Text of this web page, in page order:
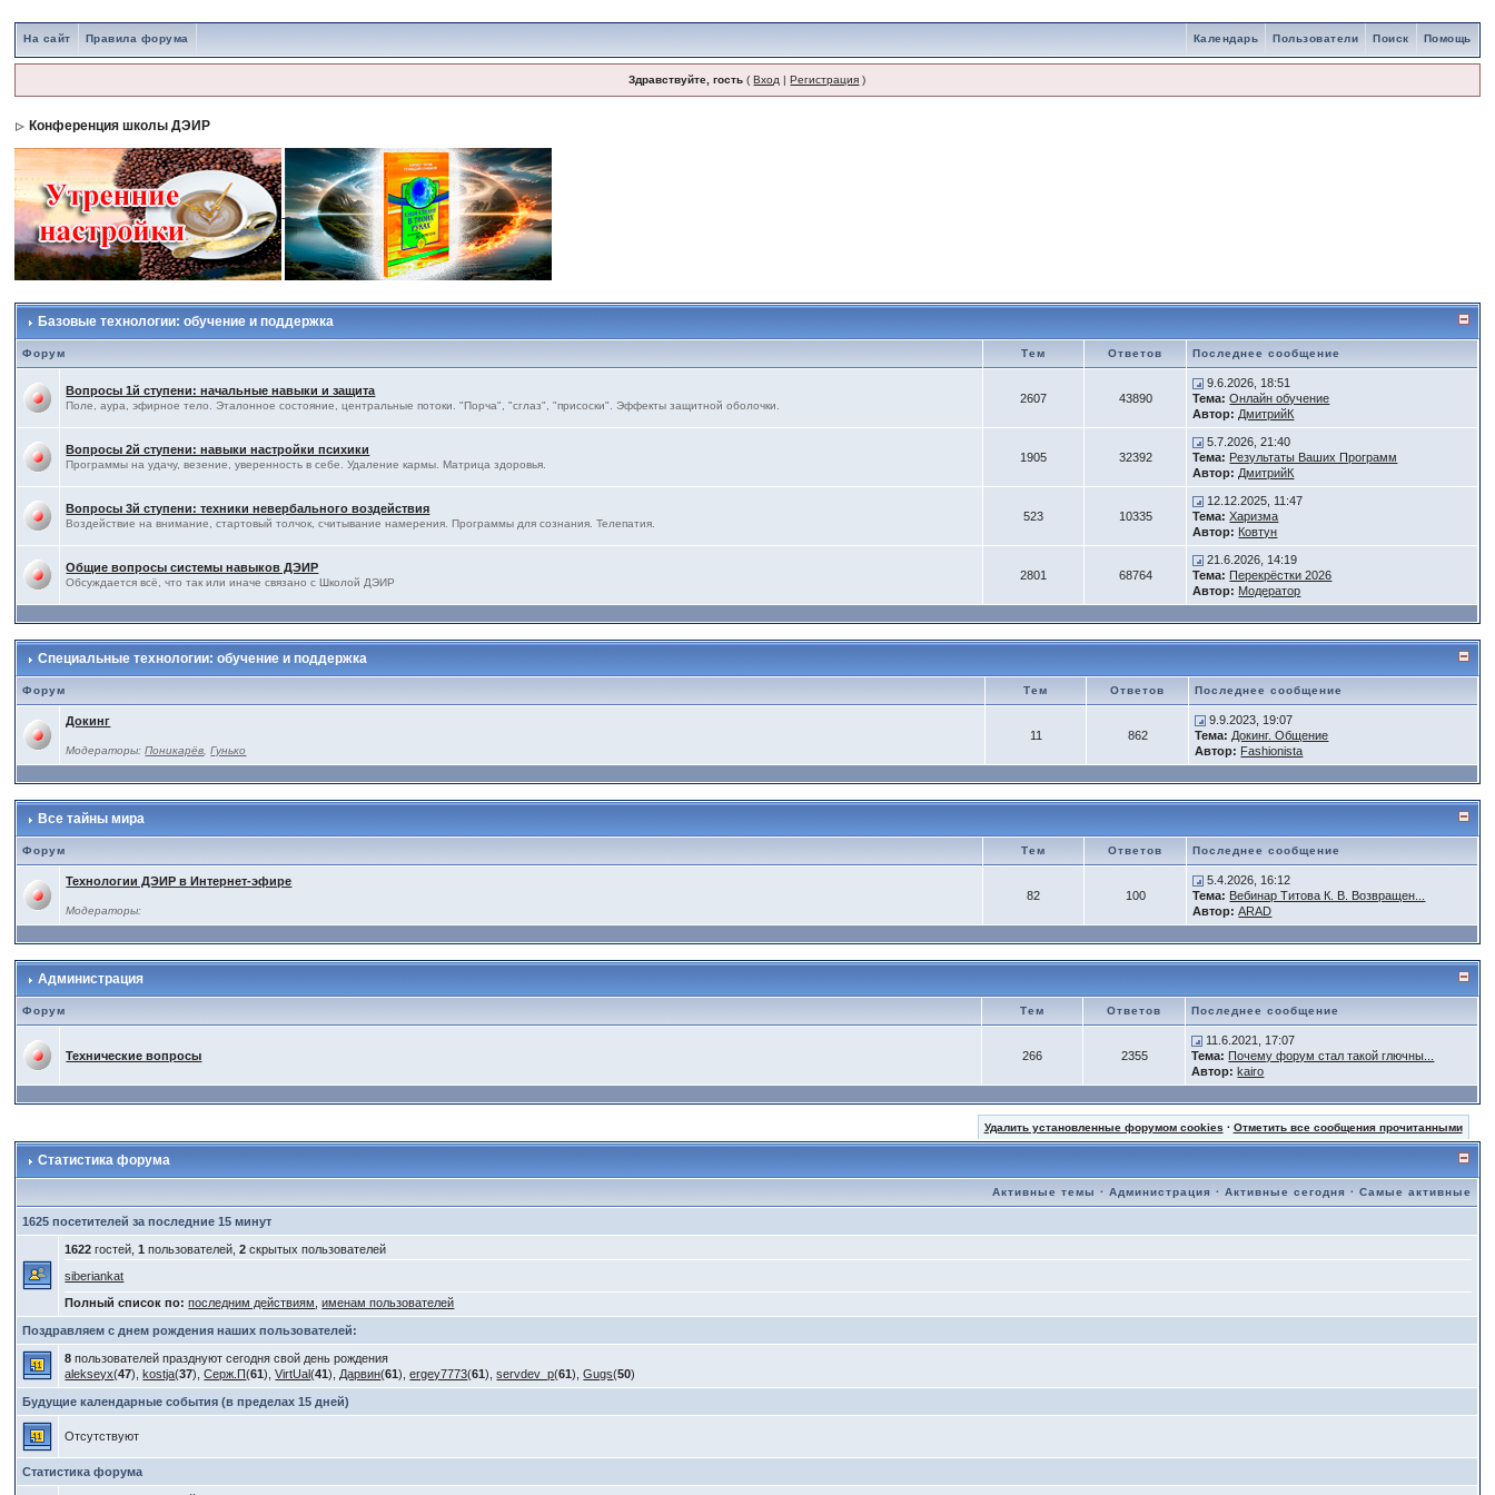
На сайт Правила форума Помощь
Поиск
Пользователи
Календарь
Здравствуйте, гость (Вход |Регистрация )
Конференция школы ДЭИР
Базовые технологии: обучение и поддержка
Форум Тем Ответов Последнее сообщение
Вопросы 1й ступени: начальные навыки и защита
Поле, аура, эфирное тело. Эталонное состояние, центральные потоки. "Порча", "сглаз", "присоски". Эффекты защитной оболочки.
2607 43890
9.6.2026, 18:51
Тема: Онлайн обучение
Автор: ДмитрийК
Вопросы 2й ступени: навыки настройки психики
Программы на удачу, везение, уверенность в себе. Удаление кармы. Матрица здоровья.
1905 32392
5.7.2026, 21:40
Тема: Результаты Ваших Программ
Автор: ДмитрийК
Вопросы 3й ступени: техники невербального воздействия
Воздействие на внимание, стартовый толчок, считывание намерения. Программы для сознания. Телепатия.
523 10335
12.12.2025, 11:47
Тема: Харизма
Автор: Ковтун
Общие вопросы системы навыков ДЭИР
Обсуждается всё, что так или иначе связано с Школой ДЭИР
2801 68764
21.6.2026, 14:19
Тема: Перекрёстки 2026
Автор: Модератор
Специальные технологии: обучение и поддержка
Форум Тем Ответов Последнее сообщение
Докинг
Модераторы:Поникарёв ,Гунько
11 862
9.9.2023, 19:07
Тема: Докинг. Общение
Автор: Fashionista
Все тайны мира
Форум Тем Ответов Последнее сообщение
Технологии ДЭИР в Интернет-эфире
Модераторы:
82 100
5.4.2026, 16:12
Тема: Вебинар Титова К. В. Возвращен...
Автор: ARAD
Администрация
Форум Тем Ответов Последнее сообщение
Технические вопросы 266 2355
11.6.2021, 17:07
Тема: Почему форум стал такой глючны...
Автор: kairo
Удалить установленные форумом cookies · Отметить все сообщения прочитанными
Статистика форума
Активные темы ·Администрация ·Активные сегодня ·Самые активные
1625 посетителей за последние 15 минут
1622 гостей,1 пользователей,2 скрытых пользователей
siberiankat
Полный список по: последним действиям ,именам пользователей
Поздравляем с днем рождения наших пользователей:
8 пользователей празднуют сегодня свой день рождения
alekseyx(47),kostja(37),Серж.П(61),VirtUal(41), Дарвин(61),ergey7773(61),servdev_p(61),Gugs(50)
Будущие календарные события (в пределах 15 дней)
Отсутствуют
Статистика форума